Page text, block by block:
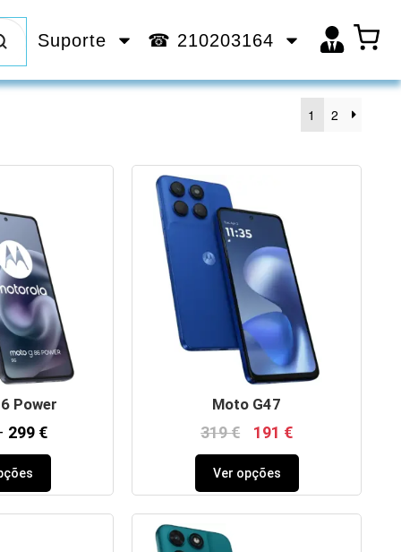
Suporte ☎ 210203164
1 2
Power
299 €
Moto G47
319€ 191 €
Ver opções